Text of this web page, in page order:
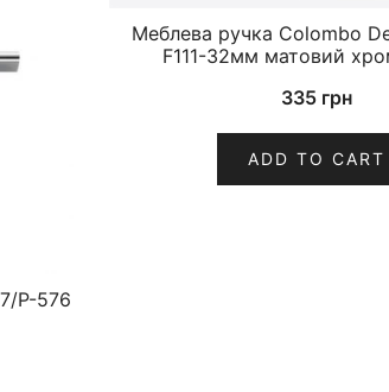
P-576
Меблева ручка Colombo
F111-32мм матовий
335 грн
ADD TO CART